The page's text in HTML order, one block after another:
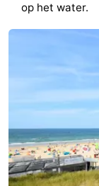
op het water.